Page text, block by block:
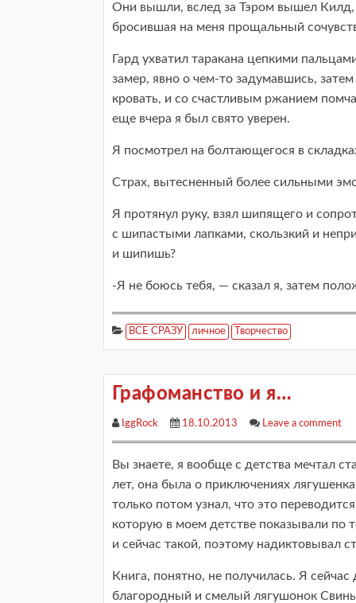
Они вышли, вслед за Тэром вышел Килд,
бросившая на меня прощальный
Гард ухватил таракана цепкими
замер, явно о чем-то задумавшись,
кровать, и со счастливым ржанием
еще вчера я был свято уверен.
Я посмотрел на болтающегося в
Страх, вытесненный более сильными
Я протянул руку, взял шипящего и
с шипастыми лапками, скользкий и
и шипишь?
-Я не боюсь тебя, — сказал я, затем
ВСЕ СРАЗУ личное Творчество
Графоманство и я…
IggRock 18.10.2013 Leave a comment
Вы знаете, я вообще с детства мечтал
лет, она была о приключениях
только потом узнал, что это
которую в моем детстве показывали по
и сейчас такой, поэтому надиктовывал
Книга, понятно, не получилась. Я
благородный и смелый лягушонок